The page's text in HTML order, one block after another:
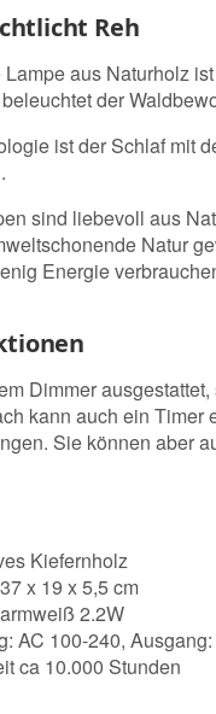
Reh
aus Naturholz
der
ist der Schlaf mit
sind liebevoll aus
Natur
Energie
Dimmer
kann auch ein
Sie können aber
Kiefernholz
x 19 x 5,5 cm
2.2W
AC 100-240,
ca 10.000 Stunden